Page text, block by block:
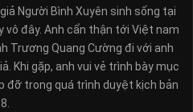
Người Bình Xuyên sinh sống tại
vô đây. Anh cẩn thận tới Việt nam
Trương Quang Cường đi với anh
Khi gặp, anh vui vẻ trình bày mục
đỡ trong quá trình duyệt kịch bản